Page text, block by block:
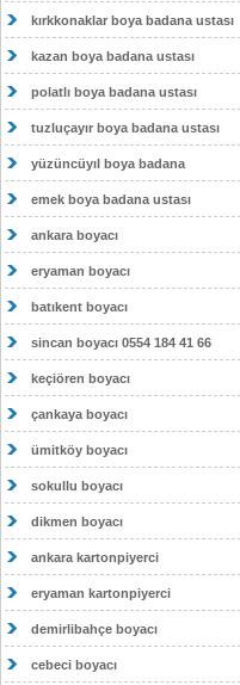
kırkkonaklar boya badana ustası
kazan boya badana ustası
polatlı boya badana ustası
tuzluçayır boya badana ustası
yüzüncüyıl boya badana
emek boya badana ustası
ankara boyacı
eryaman boyacı
batıkent boyacı
sincan boyacı 0554 184 41 66
keçiören boyacı
çankaya boyacı
ümitköy boyacı
sokullu boyacı
dikmen boyacı
ankara kartonpiyerci
eryaman kartonpiyerci
demirlibahçe boyacı
cebeci boyacı